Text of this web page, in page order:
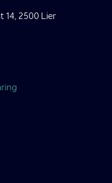
14, 2500 Lier